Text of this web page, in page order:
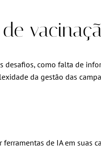
desafios, como falta de
da gestão das
de IA em suas